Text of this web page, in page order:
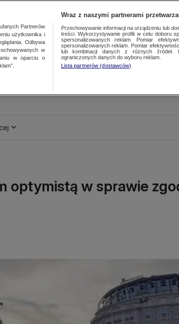
optymistą w sprawie
Partnerów
użytkownika i
Odbywa
w
w oparciu o
Wraz z naszymi partnerami
Przechowywanie informacji na urządzeniu lub
treści. Wykorzystywanie profili w celu doboru
spersonalizowanych reklam. Pomiar
spersonalizowanych reklam. Pomiar
lub kombinacji danych z różnych źródeł.
ograniczonych danych do wyboru reklam.
Lista partnerów (dostawców)